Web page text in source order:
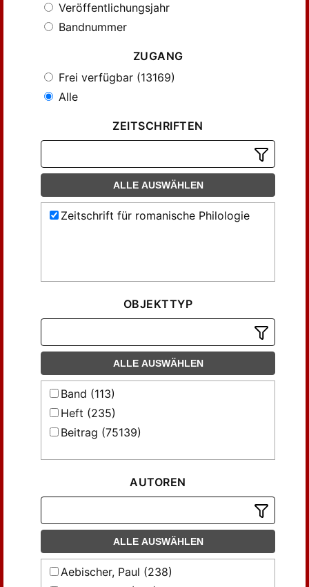
Veröffentlichungsjahr
Bandnummer
ZUGANG
Frei verfügbar (13169)
Alle
ZEITSCHRIFTEN
ALLE AUSWÄHLEN
Zeitschrift für romanische Philologie
OBJEKTTYP
ALLE AUSWÄHLEN
Band (113)
Heft (235)
Beitrag (75139)
AUTOREN
ALLE AUSWÄHLEN
Aebischer, Paul (238)